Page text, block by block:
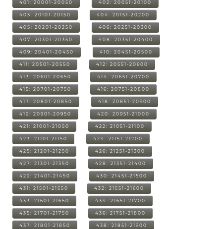
401: 20001-20050 402: 20051-20100
403: 20101-20150 404: 20151-20200
405: 20201-20250 406: 20251-20300
407: 20301-20350 408: 20351-20400
409: 20401-20450 410: 20451-20500
411: 20501-20550 412: 20551-20600
413: 20601-20650 414: 20651-20700
415: 20701-20750 416: 20751-20800
417: 20801-20850 418: 20851-20900
419: 20901-20950 420: 20951-21000
421: 21001-21050 422: 21051-21100
423: 21101-21150 424: 21151-21200
425: 21201-21250 426: 21251-21300
427: 21301-21350 428: 21351-21400
429: 21401-21450 430: 21451-21500
431: 21501-21550 432: 21551-21600
433: 21601-21650 434: 21651-21700
435: 21701-21750 436: 21751-21800
437: 21801-21850 438: 21851-21900